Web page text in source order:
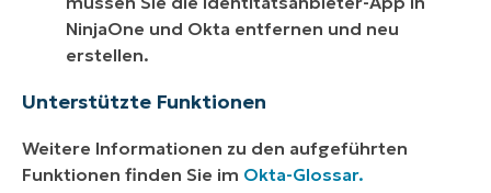
NinjaOne und Okta entfernen und neu
erstellen.
Unterstützte Funktionen
Weitere Informationen zu den aufgeführten
Funktionen finden Sie im Okta-Glossar.